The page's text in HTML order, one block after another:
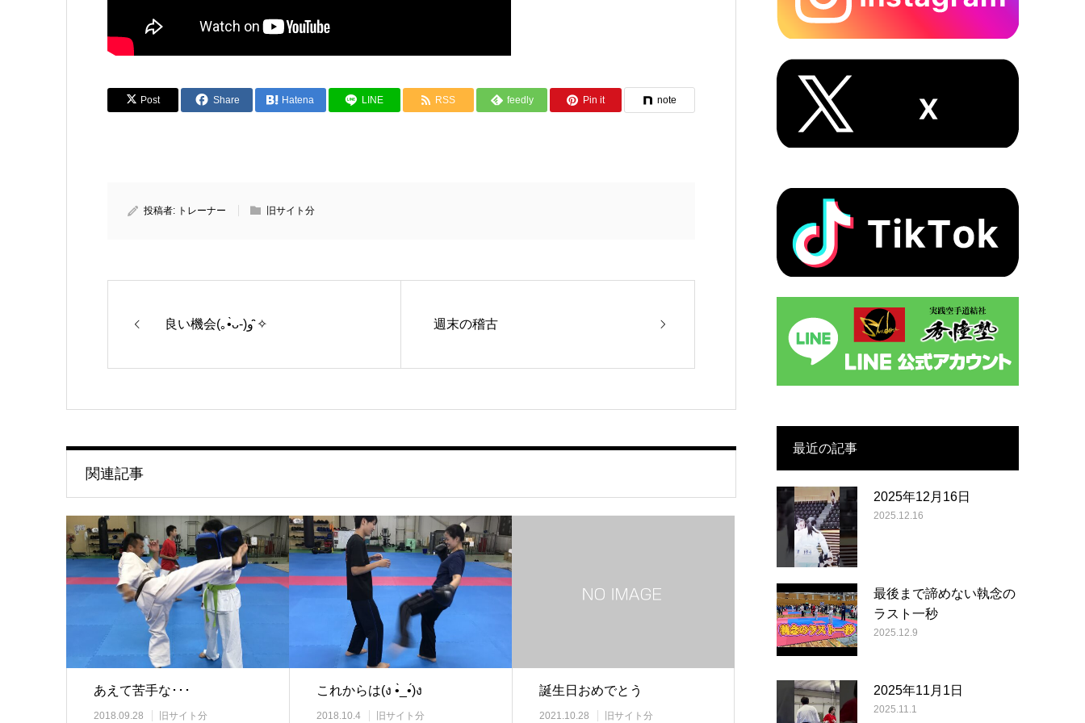
Post Share Hatena LINE RSS feedly Pin it note
投稿者: トレーナー 旧サイト分
良い機会(｡•̀ᴗ-)و ̑̑✧ 週末の稽古
関連記事
あえて苦手な･･･
2018.09.28 旧サイト分
これからは(ง •̀_•́)ง
2018.10.4 旧サイト分
誕生日おめでとう
2021.10.28 旧サイト分
最近の記事
2025年12月16日
2025.12.16
最後まで諦めない執念の
ラスト一秒
2025.12.9
2025年11月1日
2025.11.1